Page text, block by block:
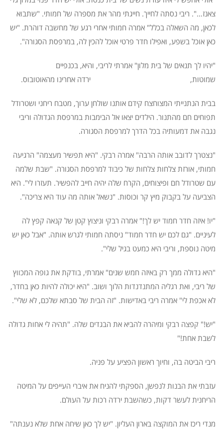
צאנז…". ריבי נסתה לחייך. חייגתי מהר את מספרה של חמותי. "שתבוא
לכאן, מה השאלה בכלל" אמרה חמותי אחרי רגע של מחשבה דוהרת. "יש
כאן אוכל בשפע, ואפילו חדר פרטי אוכל להכין לה, במרפסת הסגורה".
"יהיו לך תנאים של בית מלון" אמרתי לריבי, והיא, בכנפיים
שמוטות, ירדה אחרינו מהאוטובוס.
בבית הנתנייתי המצוחצח קידם אותנו שולחן ערוך, מטבח ריחני ושטרודל
תפוחים חם מהתנור. הילדים יצאו אל הבימבות במרפסת הגדולה וריבי
נגבה את דמעותיה בכל הדרך למרפסת הסגורה.
"נצטרך לדובב אותה הרבה" אמרה רבקי. "היא תפשיר מעצמה" הרגיעה
חמותי, אורזת צלחות צלחות של כיבוד למרפסת הסגורה. "שבת שלמה
עם שטרודל חם ופיצוחים, הקרח שלה יהיה חייב להפשיר. תעזרו לי". היא
הצביעה על בקבוק מיץ קר וכוסות. "נשאל אותה מה עוד היא צריכה".
"יו! איזה חדר חמוד יש לך!" אמרה רבקי וניצוץ קטן של קנאה קפץ לה
לעיניים. "גם לכם יש חדר חמוד" ניסתה חמותי לגרש אותה. "אבל כאן יש
מיטה נוספת, וריבי היא כמעט בגיל שלי".
"היא גדולה ממך רק באיזה חמש שנים" אמרתי, בודקת את גופה המכווץ
של ריבי, ואת רגליה המתנדנדות הלוך ושוב. "היא יכולה להיות כאן בחדר,
לא אכפת לי" אמרה ריבי באדישות. "זה הבית של סבתא שלכם, לא שלי".
"יש!" קפצה רבקי ומיהרה להביא את הבגדים שלה. "תהיה לי אחות גדולה
לשבת אחת!"
ריבי הביטה בה, וחיוך ראשון הפציע על פניה.
עזבתי את הבנות לנפשן, הספקתי להניח את איברי העייפים על המיטה
הריחנית לעשר דקות, כשהשבת ירדה רכות על העולם.
מנדי ריכז את המוקצה בארון העליון. "יש לך כאן שיחה אחת שלא נענתה"